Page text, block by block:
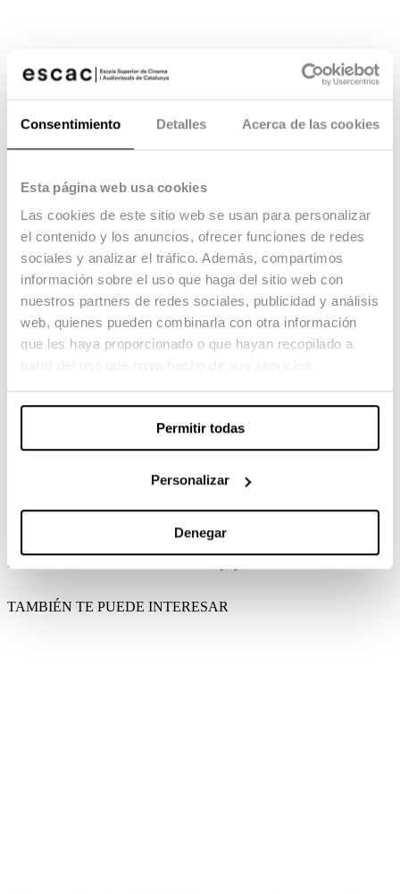
Consentimiento Detalles Acerca de las cookies
Esta página web usa cookies
Las cookies de este sitio web se usan para personalizar
el contenido y los anuncios, ofrecer funciones de redes
sociales y analizar el tráfico. Además, compartimos
información sobre el uso que haga del sitio web con
nuestros partners de redes sociales, publicidad y análisis
web, quienes pueden combinarla con otra información
que les haya proporcionado o que hayan recopilado a
Permitir todas
Personalizar
Denegar
J.A Bayona dirigirá los dos
primeros capítulos de la serie
El graduado en ESCAC, J.A Bayona ha sido el
serie de El señor de los Anillos producido por
Amazon.
04.07.19 -Escac talent,
El graduado en ESCAC, J.A Bayona ha sido el
cineasta escogido para dirigir los dos primeros
capítulos de la serie de EL SEÑOR DE LOS
ANILLOS producida por AMAZON, en la que
va a ser la serie más cara de la historia de la
televisión.
Según el cineasta catalán: “J.R.R. Tolkien creó
inspiradoras de todos los tiempos y, como gran
fan del escritor, es un honor y un placer unirme a
este increíble equipo. No puedo esperar para
llevar al público de todo el mundo hasta la Tierra
Media y hacer que descubran las maravillas de la
J.A Bayona será además productor ejecutivo de la
serie junto a su socia Belén Atienza. Les
unan los miembros habituales de su equipo.
TAMBIÉN TE PUEDE INTERESAR